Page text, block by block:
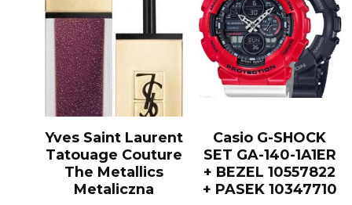
Yves Saint Laurent
Tatouage Couture
The Metallics
Metaliczna
Casio G-SHOCK
SET GA-140-1A1ER
+ BEZEL 10557822
+ PASEK 10347710